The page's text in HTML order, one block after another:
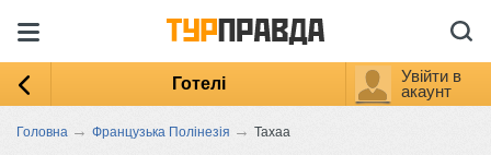
Готелі
Увійти в
акаунт
Головна → Французька Полінезія → Тахаа